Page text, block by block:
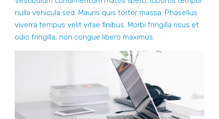
nulla vehicula sed. Mauris quis tortor massa. Phasellus
viverra tempus velit vitae finibus. Morbi fringilla risus et
odio fringilla, non congue libero maximus.